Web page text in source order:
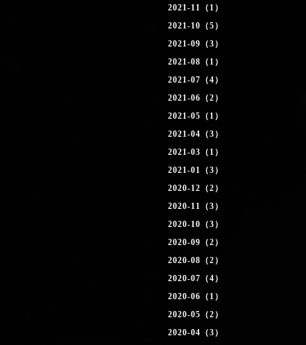
2021-11（1）
2021-10（5）
2021-09（3）
2021-08（1）
2021-07（4）
2021-06（2）
2021-05（1）
2021-04（3）
2021-03（1）
2021-01（3）
2020-12（2）
2020-11（3）
2020-10（3）
2020-09（2）
2020-08（2）
2020-07（4）
2020-06（1）
2020-05（2）
2020-04（3）